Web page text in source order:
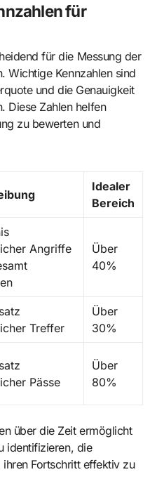
für
für die Messung der
Wichtige Kennzahlen sind
und die Genauigkeit
Diese Zahlen helfen
zu bewerten und
Idealer
Bereich
Angriffe
Über
40%
Treffer
Über
30%
Pässe
Über
80%
über die Zeit ermöglicht
identifizieren, die
Fortschritt effektiv zu